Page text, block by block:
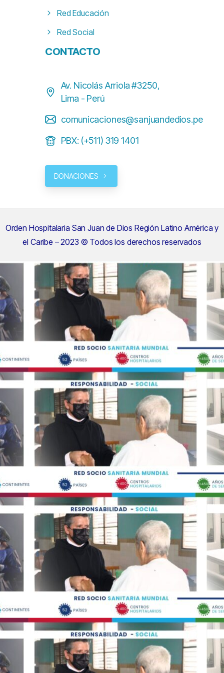
Red Educación
Red Social
CONTACTO
Av. Nicolás Arriola #3250,
Lima - Perú
comunicaciones@sanjuandedios.pe
PBX: (+511) 319 1401
DONACIONES
Orden Hospitalaria San Juan de Dios Región Latino América y
el Caribe – 2023 © Todos los derechos reservados